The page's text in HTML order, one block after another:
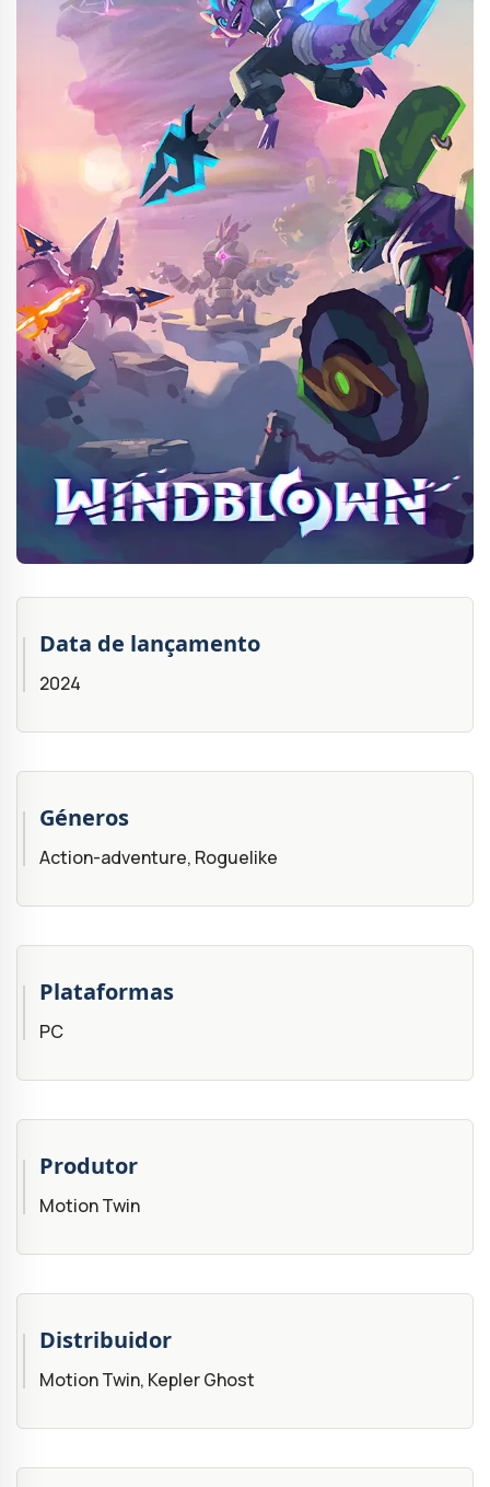
Data de lançamento
2024
Géneros
Action-adventure, Roguelike
Plataformas
PC
Produtor
Motion Twin
Distribuidor
Motion Twin, Kepler Ghost